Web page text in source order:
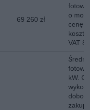
69 260 zł
o
cenę
koszt
VAT
Średni
kW.